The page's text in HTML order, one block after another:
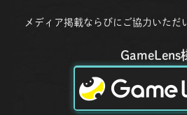
メディア掲載ならびにご協力いただ
GameLens